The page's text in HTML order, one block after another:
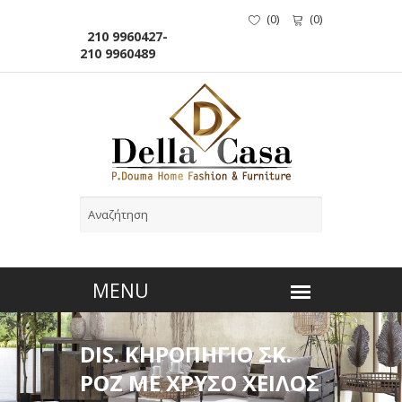
210 9960427-
210 9960489
(0) (0)
DIS. ΚΗΡΟΠΗΓΙΟ ΣΚ.
ΡΟΖ ΜΕ ΧΡΥΣΟ ΧΕΙΛΟΣ